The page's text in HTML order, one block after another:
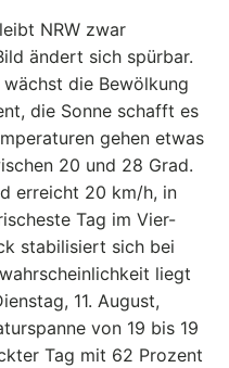
NRW zwar
ändert sich spürbar.
die Bewölkung
die Sonne schafft es
gehen etwas
20 und 28 Grad.
erreicht 20 km/h, in
Tag im Vier-
stabilisiert sich bei
liegt
11. August,
von 19 bis 19
Tag mit 62 Prozent